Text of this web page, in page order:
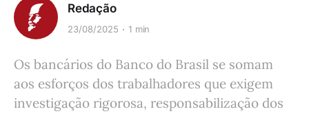
Redação
23/08/2025 1 min
Os bancários do Banco do Brasil se somam
aos esforços dos trabalhadores que exigem
investigação rigorosa, responsabilização dos